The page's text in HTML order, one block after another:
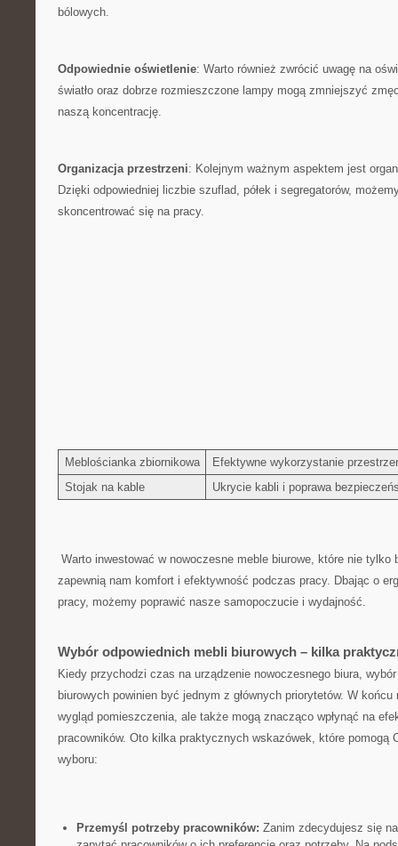
bólowych.
Odpowiednie oświetlenie: Warto również zwrócić uwagę na‌
światło oraz dobrze rozmieszczone lampy mogą zmniejszyć
naszą koncentrację.
Organizacja‌ przestrzeni: Kolejnym ważnym aspektem jest
Dzięki odpowiedniej liczbie ​szuflad, półek i segregatorów,
‍skoncentrować się na pracy.
Meblościanka ⁣zbiornikowa
Efektywne wykorzystanie
Stojak na kable
Ukrycie kabli i poprawa⁣
Warto ​inwestować w nowoczesne meble biurowe,​ które nie tylko
zapewnią nam komfort i efektywność ⁢podczas pracy.⁢ Dbając o​
pracy, ⁤możemy poprawić nasze samopoczucie i ​wydajność.
Wybór odpowiednich⁣ mebli biurowych – kilka
Kiedy przychodzi czas na urządzenie nowoczesnego biura,
biurowych powinien ‍być jednym z głównych priorytetów. ​W końcu
wygląd ‌pomieszczenia, ale także mogą znacząco⁢ wpłynąć na
pracowników.‌ Oto kilka praktycznych wskazówek, które pomogą
‌wyboru:
Przemyśl potrzeby pracowników: ‌Zanim⁣ zdecydujesz się